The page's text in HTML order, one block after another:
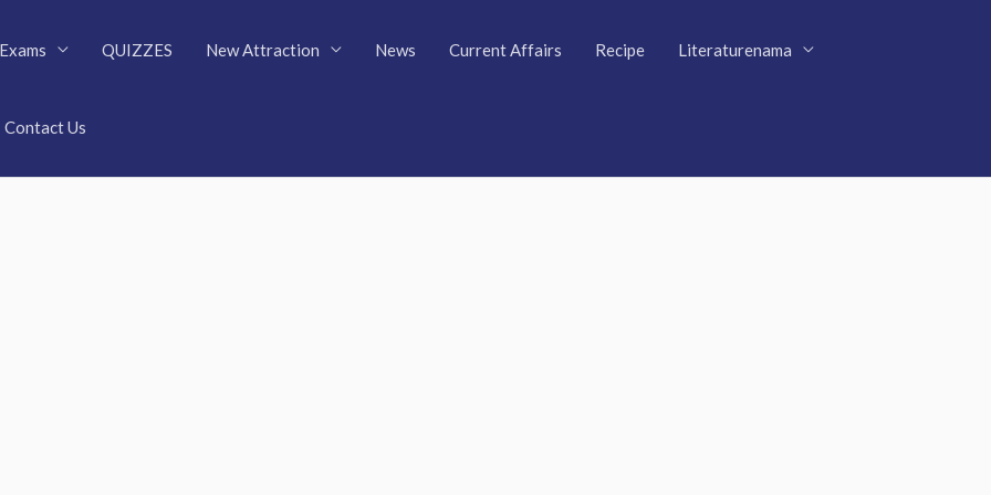
Exams QUIZZES New Attraction News Current Affairs Recipe Literaturenama
Contact Us